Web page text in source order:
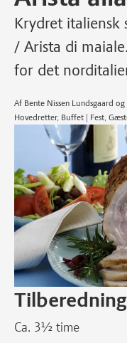
Krydret italiensk
/ Arista di
for det
Af Bente Nissen Lundsgaard og
Hovedretter, Buffet | Fest,
Ca. 3½ time